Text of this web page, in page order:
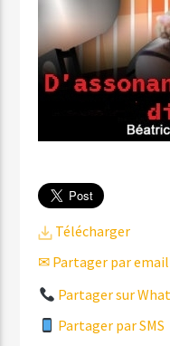
Télécharger
✉ Partager par email
Partager sur
Partager par SMS